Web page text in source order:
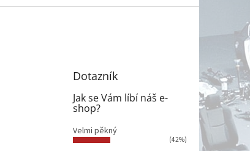
Dotazník
Jak se Vám líbí náš e-
shop?
Velmi pěkný
(42%)